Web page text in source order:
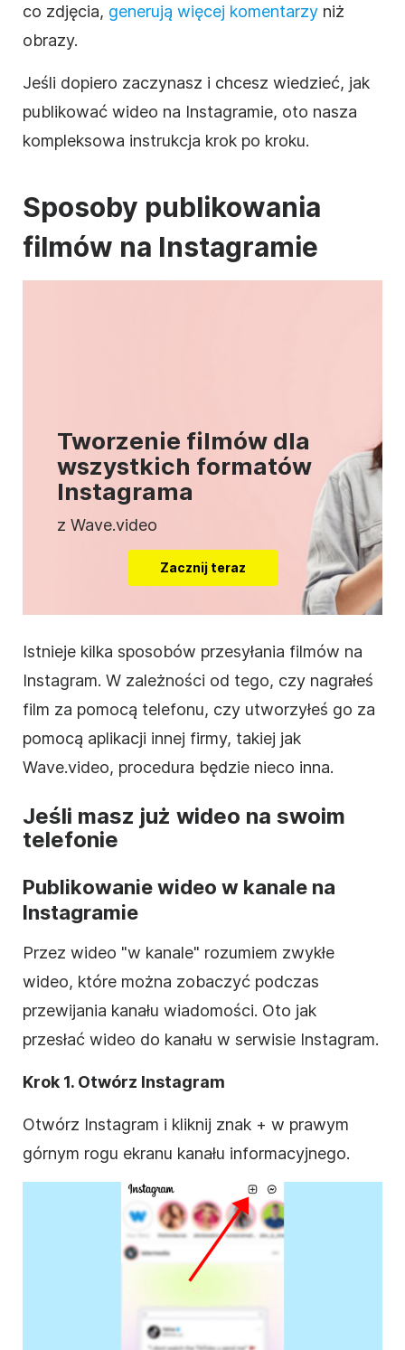
co zdjęcia, generują więcej komentarzy niż
obrazy.
Jeśli dopiero zaczynasz i chcesz wiedzieć, jak
publikować wideo na Instagramie, oto nasza
kompleksowa instrukcja krok po kroku.
Sposoby publikowania
filmów na Instagramie
Tworzenie filmów dla
wszystkich formatów
Instagrama
z Wave.video
Zacznij teraz
Istnieje kilka sposobów przesyłania filmów na
Instagram. W zależności od tego, czy nagrałeś
film za pomocą telefonu, czy utworzyłeś go za
pomocą aplikacji innej firmy, takiej jak
Wave.video, procedura będzie nieco inna.
Jeśli masz już wideo na swoim
telefonie
Publikowanie wideo w kanale na
Instagramie
Przez wideo "w kanale" rozumiem zwykłe
wideo, które można zobaczyć podczas
przewijania kanału wiadomości. Oto jak
przesłać wideo do kanału w serwisie Instagram.
Krok 1. Otwórz Instagram
Otwórz Instagram i kliknij znak + w prawym
górnym rogu ekranu kanału informacyjnego.